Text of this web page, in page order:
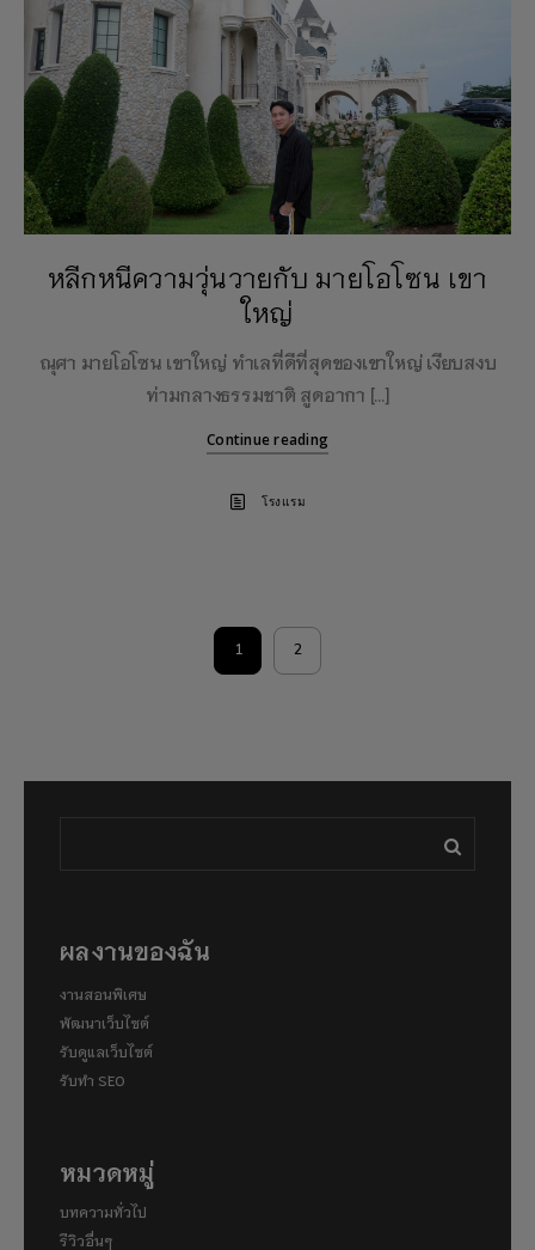
หลีกหนีความวุ่นวายกับ มายโอโซน เขา
ใหญ่
ณุศา มายโอโซน เขาใหญ่ ทำเลที่ดีที่สุดของเขาใหญ่ เงียบสงบ
ท่ามกลางธรรมชาติ สูดอากา […]
Continue reading
โรงแรม
1 2
ผลงานของฉัน
งานสอนพิเศษ
พัฒนาเว็บไซต์
รับดูแลเว็บไซต์
รับทำ SEO
หมวดหมู่
บทความทั่วไป
รีวิวอื่นๆ